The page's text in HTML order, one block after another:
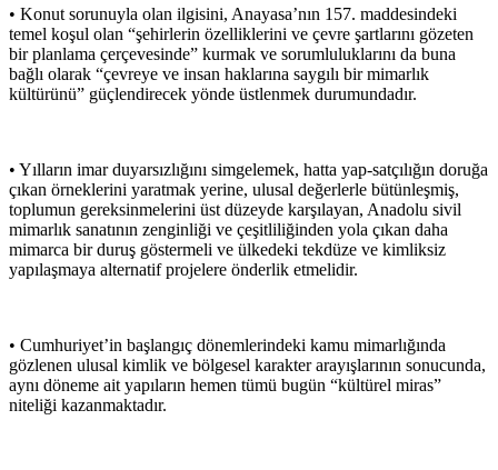
• Konut sorunuyla olan ilgisini, Anayasa’nın 157. maddesindeki
temel koşul olan “şehirlerin özelliklerini ve çevre şartlarını gözeten
bir planlama çerçevesinde” kurmak ve sorumluluklarını da buna
bağlı olarak “çevreye ve insan haklarına saygılı bir mimarlık
kültürünü” güçlendirecek yönde üstlenmek durumundadır.
• Yılların imar duyarsızlığını simgelemek, hatta yap-satçılığın doruğa
çıkan örneklerini yaratmak yerine, ulusal değerlerle bütünleşmiş,
toplumun gereksinmelerini üst düzeyde karşılayan, Anadolu sivil
mimarlık sanatının zenginliği ve çeşitliliğinden yola çıkan daha
mimarca bir duruş göstermeli ve ülkedeki tekdüze ve kimliksiz
yapılaşmaya alternatif projelere önderlik etmelidir.
• Cumhuriyet’in başlangıç dönemlerindeki kamu mimarlığında
gözlenen ulusal kimlik ve bölgesel karakter arayışlarının sonucunda,
aynı döneme ait yapıların hemen tümü bugün “kültürel miras”
niteliği kazanmaktadır.